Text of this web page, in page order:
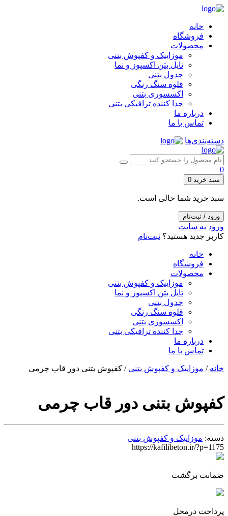
خانه
فروشگاه
محصولات
موزاییک و کفپوش بتنی
تایل بتن اکسپوز و نما
جدول بتنی
قلوه سنگ رنگی
اکسسوری بتنی
جدا کننده ترافیکی بتنی
درباره ما
تماس با ما
دسته‌بندی‌ها
0
سبد خرید 0
سبد خرید شما خالی است.
ورود / ثبت‌نام
ورود به سایت
کاربر جدید هستید؟ ثبت‌نام
خانه
فروشگاه
محصولات
موزاییک و کفپوش بتنی
تایل بتن اکسپوز و نما
جدول بتنی
قلوه سنگ رنگی
اکسسوری بتنی
جدا کننده ترافیکی بتنی
درباره ما
تماس با ما
خانه / موزاییک و کفپوش بتنی / کفپوش بتنی دور قاب چرمی
کفپوش بتنی دور قاب چرمی
دسته: موزاییک و کفپوش بتنی
https://kafilibeton.ir/?p=1175
ضمانت برگشت
پرداخت درمحل